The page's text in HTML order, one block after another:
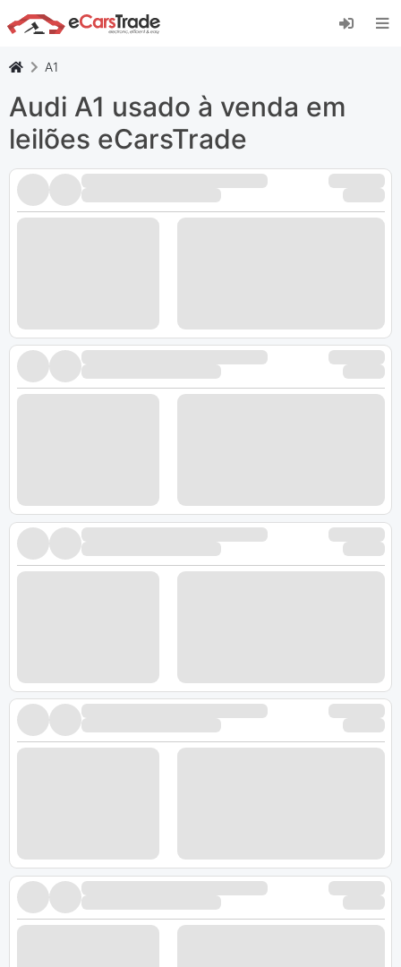
Instale a aplicação web eCarsTrade, adicione-a
ao seu ecrã inicial e receba atualizações
A1
Audi A1 usado à venda em
leilões eCarsTrade